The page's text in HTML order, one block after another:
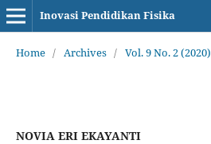
Inovasi Pendidikan Fisika
Home / Archives / Vol. 9 No. 2 (2020)
NOVIA ERI EKAYANTI